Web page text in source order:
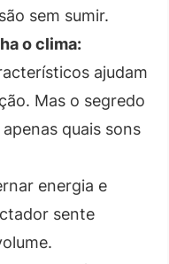
sem sumir.
o clima:
ajudam
Mas o segredo
quais sons
energia e
sente